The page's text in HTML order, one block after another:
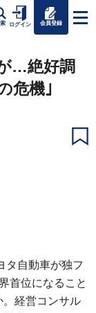
ログイン 会員登録
…絶好調
危機｣
タ自動車が独フ
首位になること
。経営コンサル